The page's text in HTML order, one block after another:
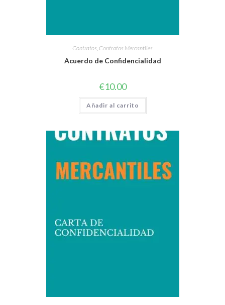
Contratos, Contratos Mercantiles
Acuerdo de Confidencialidad
€10.00
Añadir al carrito